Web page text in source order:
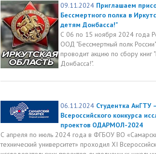
09.11.2024 Приглашаем
Бессмертного полка в
детям Донбасса!"
С 06 по 15 ноября 2024 года
ООД "Бессмертный полк
проводит акцию по сбору книг
Донбасса!".
06.11.2024 Студентка АнГТУ
Всероссийского конкурса
проектов ОДАРМОЛ-2024
С апреля по июль 2024 года в ФГБОУ ВО
технический университет» проходил XI